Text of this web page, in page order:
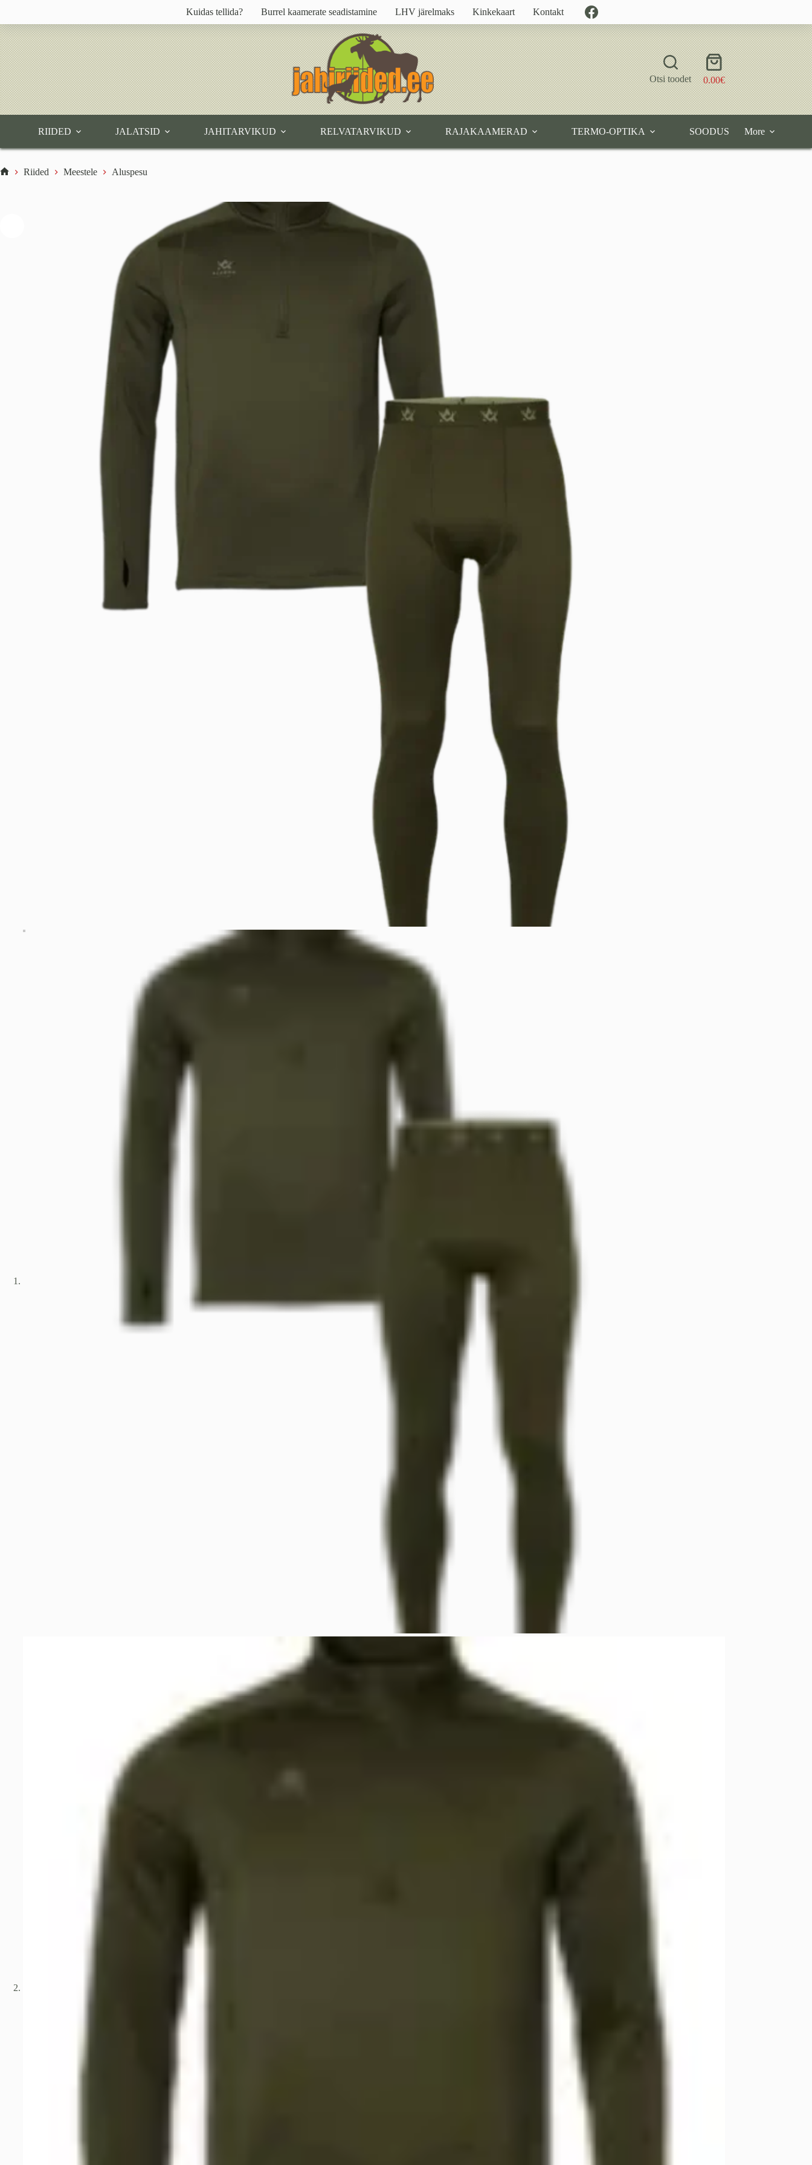
content
Kuidas tellida? Burrel kaamerate seadistamine LHV järelmaks Kinkekaart Kontakt
Otsi toodet
Shopping
cart
0.00€
RIIDED JALATSID JAHITARVIKUD RELVATARVIKUD RAJAKAAMERAD TERMO-OPTIKA SOODUS More
Riided Meestele Aluspesu